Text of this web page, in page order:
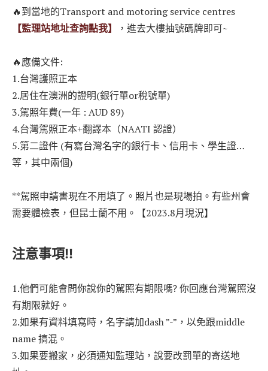
🔥到當地的Transport and motoring service centres
【監理站地址查詢點我】
，進去大樓抽號碼牌即可~
🔥應備文件:
1.台灣護照正本
2.居住在澳洲的證明(銀行單or稅號單)
3.駕照年費(一年 : AUD 89)
4.台灣駕照正本+翻譯本（NAATI 認證）
5.第二證件 (有寫台灣名字的銀行卡、信用卡、學生證…
等，其中兩個)
**駕照申請書現在不用填了。照片也是現場拍。有些州會
需要體檢表，但昆士蘭不用。【2023.8月現況】
注意事項!!
1.他們可能會問你說你的駕照有期限嗎? 你回應台灣駕照沒
有期限就好。
2.如果有資料填寫時，名字請加dash ”-”，以免跟middle
name 搞混。
3.如果要搬家，必須通知監理站，說要改罰單的寄送地